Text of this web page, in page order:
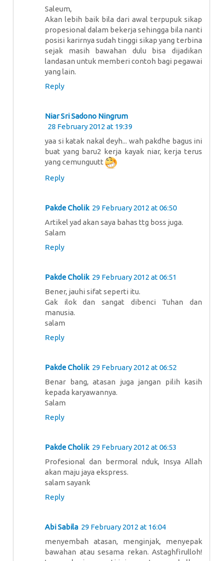
Saleum,
Akan lebih baik bila dari awal terpupuk sikap
propesional dalam bekerja sehingga bila nanti
posisi karirnya sudah tinggi sikap yang terbina
sejak masih bawahan dulu bisa dijadikan
landasan untuk memberi contoh bagi pegawai
yang lain.
Reply
Niar Sri Sadono Ningrum
28 February 2012 at 19:39
yaa si katak nakal deyh... wah pakdhe bagus ini
buat yang baru2 kerja kayak niar, kerja terus
yang cemunguutt
Reply
Pakde Cholik 29 February 2012 at 06:50
Artikel yad akan saya bahas ttg boss juga.
Salam
Reply
Pakde Cholik 29 February 2012 at 06:51
Bener, jauhi sifat seperti itu.
Gak ilok dan sangat dibenci Tuhan dan
manusia.
salam
Reply
Pakde Cholik 29 February 2012 at 06:52
Benar bang, atasan juga jangan pilih kasih
kepada karyawannya.
Salam
Reply
Pakde Cholik 29 February 2012 at 06:53
Profesional dan bermoral nduk, Insya Allah
akan maju jaya ekspress.
salam sayank
Reply
Abi Sabila 29 February 2012 at 16:04
menyembah atasan, menginjak, menyepak
bawahan atau sesama rekan. Astaghfirulloh!